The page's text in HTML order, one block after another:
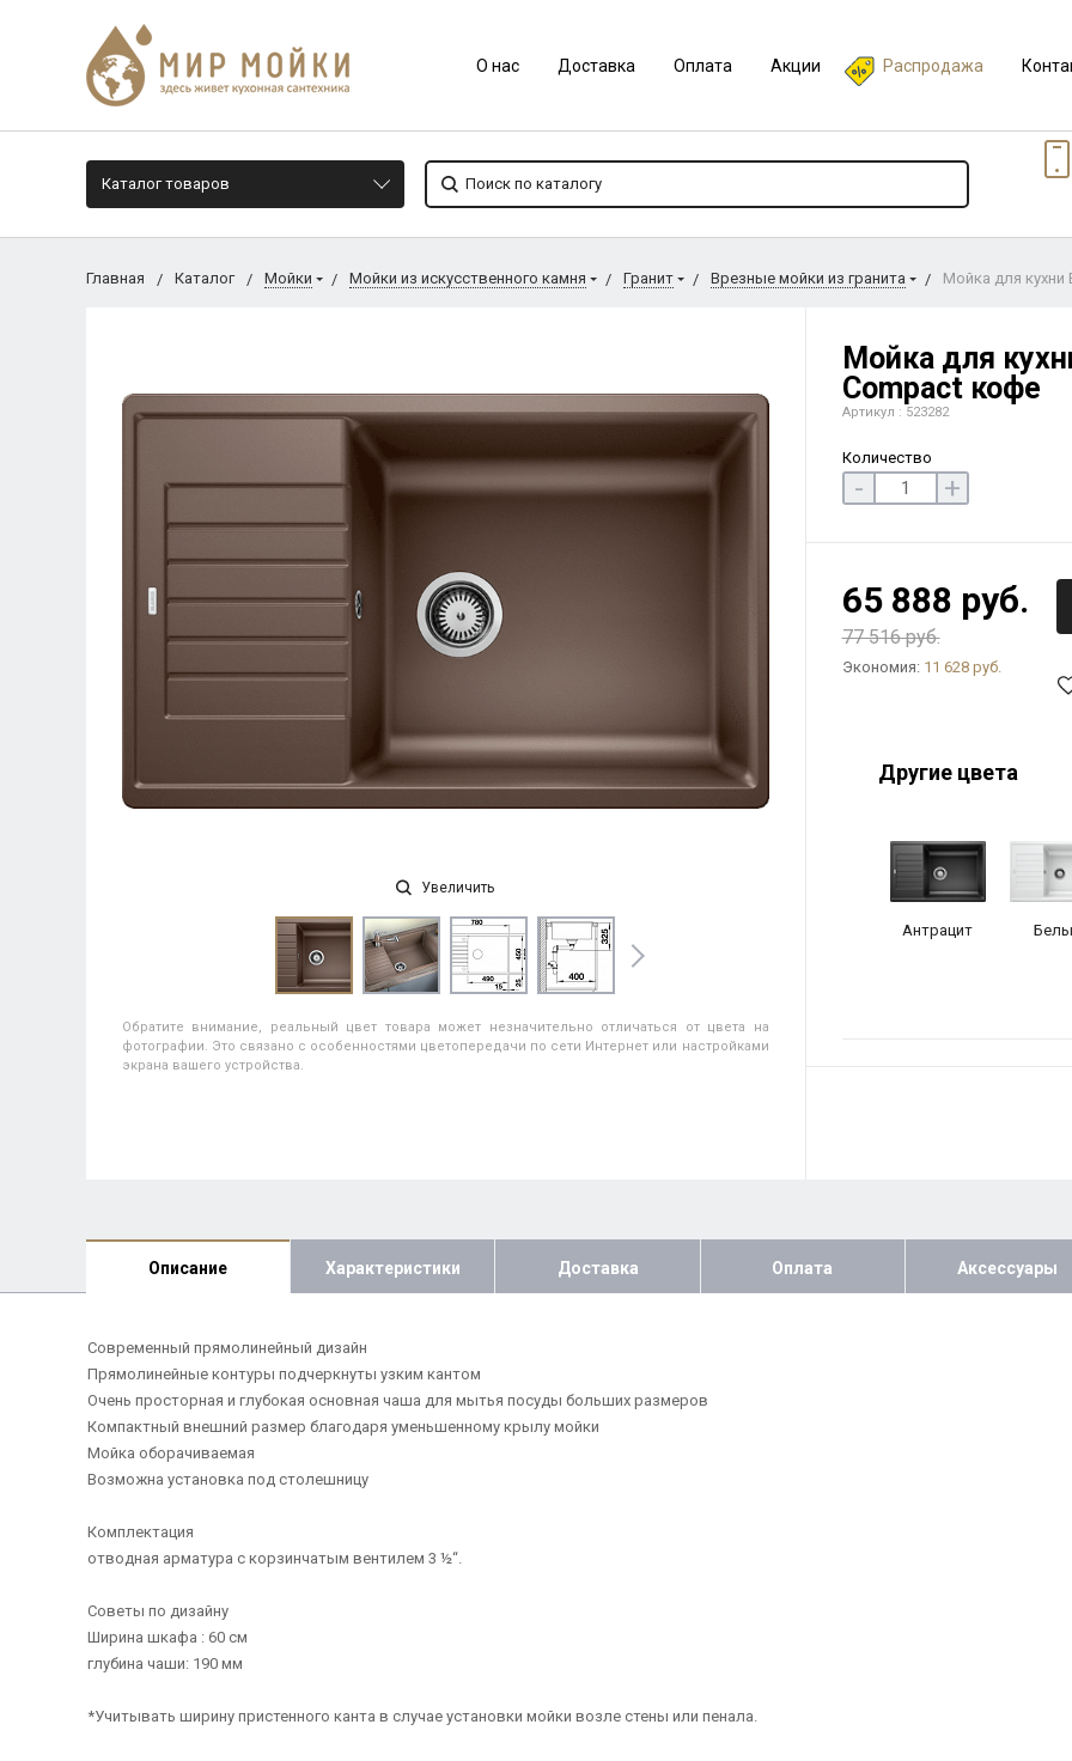
О нас Доставка Оплата Акции Распродажа
Каталог товаров
Главная Каталог Мойки Мойки из искусственного камня Гранит Врезные мойки из гранита Мойка для кухни
Увеличить
Обратите внимание, реальный цвет товара может незначительно отличаться от цвета на
фотографии. Это связано с особенностями цветопередачи по сети Интернет или настройками
экрана вашего устройства.
Мойка для
Compact кофе
Артикул : 523282
Количество
- +
65 888 руб.
77 516 руб.
Экономия: 11 628 руб.
Другие цвета
Антрацит
Описание Характеристики Доставка Оплата Аксессуары
Современный прямолинейный дизайн
Прямолинейные контуры подчеркнуты узким кантом
Очень просторная и глубокая основная чаша для мытья посуды больших размеров
Компактный внешний размер благодаря уменьшенному крылу мойки
Мойка оборачиваемая
Возможна установка под столешницу
Комплектация
отводная арматура с корзинчатым вентилем 3 ½“.
Советы по дизайну
Ширина шкафа : 60 см
глубина чаши: 190 мм
*Учитывать ширину пристенного канта в случае установки мойки возле стены или пенала.